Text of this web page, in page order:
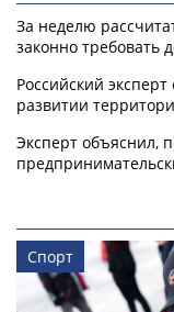
За неделю
законно требовать
Российский
развитии
Эксперт объяснил,
Спорт